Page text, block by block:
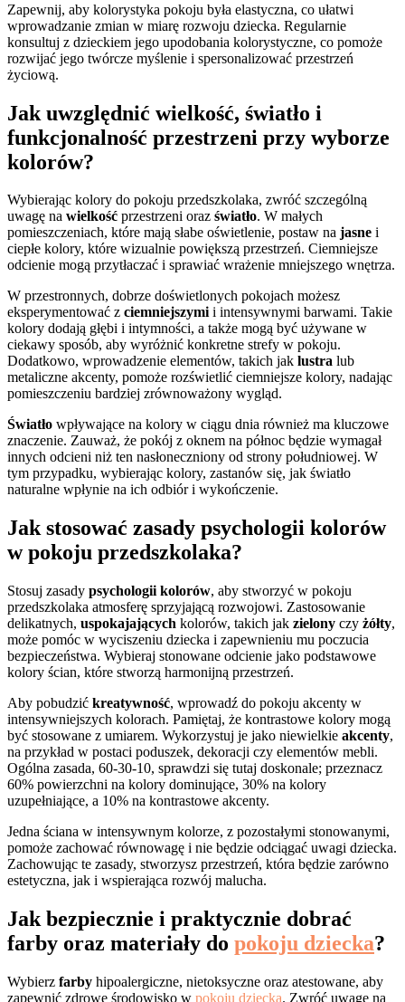
Zapewnij, aby kolorystyka pokoju była elastyczna, co ułatwi
wprowadzanie zmian w miarę rozwoju dziecka. Regularnie
konsultuj z dzieckiem jego upodobania kolorystyczne, co pomoże
rozwijać jego twórcze myślenie i spersonalizować przestrzeń
życiową.
Jak uwzględnić wielkość, światło i
funkcjonalność przestrzeni przy wyborze
kolorów?
Wybierając kolory do pokoju przedszkolaka, zwróć szczególną
uwagę na wielkość przestrzeni oraz światło. W małych
pomieszczeniach, które mają słabe oświetlenie, postaw na jasne i
ciepłe kolory, które wizualnie powiększą przestrzeń. Ciemniejsze
odcienie mogą przytłaczać i sprawiać wrażenie mniejszego wnętrza.
W przestronnych, dobrze doświetlonych pokojach możesz
eksperymentować z ciemniejszymii intensywnymi barwami. Takie
kolory dodają głębi i intymności, a także mogą być używane w
ciekawy sposób, aby wyróżnić konkretne strefy w pokoju.
Dodatkowo, wprowadzenie elementów, takich jak lustra lub
metaliczne akcenty, pomoże rozświetlić ciemniejsze kolory, nadając
pomieszczeniu bardziej zrównoważony wygląd.
Światło wpływające na kolory w ciągu dnia również ma kluczowe
znaczenie. Zauważ, że pokój z oknem na północ będzie wymagał
innych odcieni niż ten nasłoneczniony od strony południowej. W
tym przypadku, wybierając kolory, zastanów się, jak światło
naturalne wpłynie na ich odbiór i wykończenie.
Jak stosować zasady psychologii kolorów
w pokoju przedszkolaka?
Stosuj zasady psychologii kolorów, aby stworzyć w pokoju
przedszkolaka atmosferę sprzyjającą rozwojowi. Zastosowanie
delikatnych, uspokajających kolorów, takich jak zielony czy żółty,
może pomóc w wyciszeniu dziecka i zapewnieniu mu poczucia
bezpieczeństwa. Wybieraj stonowane odcienie jako podstawowe
kolory ścian, które stworzą harmonijną przestrzeń.
Aby pobudzić kreatywność, wprowadź do pokoju akcenty w
intensywniejszych kolorach. Pamiętaj, że kontrastowe kolory mogą
być stosowane z umiarem. Wykorzystuj je jako niewielkie akcenty,
na przykład w postaci poduszek, dekoracji czy elementów mebli.
Ogólna zasada, 60-30-10, sprawdzi się tutaj doskonale; przeznacz
60% powierzchni na kolory dominujące, 30% na kolory
uzupełniające, a 10% na kontrastowe akcenty.
Jedna ściana w intensywnym kolorze, z pozostałymi stonowanymi,
pomoże zachować równowagę i nie będzie odciągać uwagi dziecka.
Zachowując te zasady, stworzysz przestrzeń, która będzie zarówno
estetyczna, jak i wspierająca rozwój malucha.
Jak bezpiecznie i praktycznie dobrać
farby oraz materiały do pokoju dziecka?
Wybierz farby hipoalergiczne, nietoksyczne oraz atestowane, aby
zapewnić zdrowe środowisko w pokoju dziecka. Zwróć uwagę na